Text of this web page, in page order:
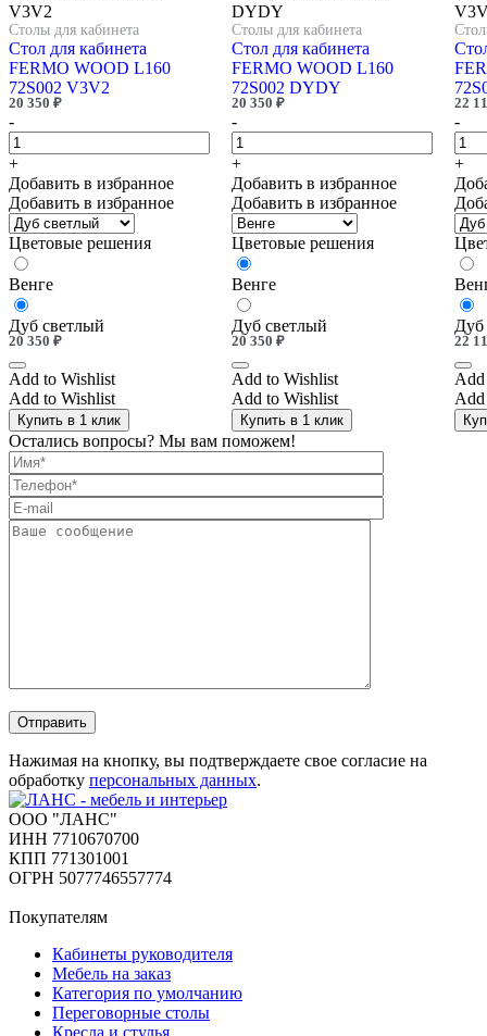
Столы для кабинета
Стол для кабинета
FERMO WOOD L160
72S002 V3V2
20 350 ₽
-
+
Добавить в избранное
Добавить в избранное
Цветовые решения
Венге
Дуб светлый
20 350 ₽
Add to Wishlist
Add to Wishlist
Купить в 1 клик
Столы для кабинета
Стол для кабинета
FERMO WOOD L160
72S002 DYDY
20 350 ₽
-
+
Добавить в избранное
Добавить в избранное
Цветовые решения
Венге
Дуб светлый
20 350 ₽
Add to Wishlist
Add to Wishlist
Купить в 1 клик
22
-
+
Дуб
22
Остались вопросы? Мы вам поможем!
Отправить
Нажимая на кнопку, вы подтверждаете свое согласие на
обработку персональных данных.
ООО "ЛАНС"
ИНН 7710670700
КПП 771301001
ОГРН 5077746557774
Покупателям
Кабинеты руководителя
Мебель на заказ
Категория по умолчанию
Переговорные столы
Кресла и стулья